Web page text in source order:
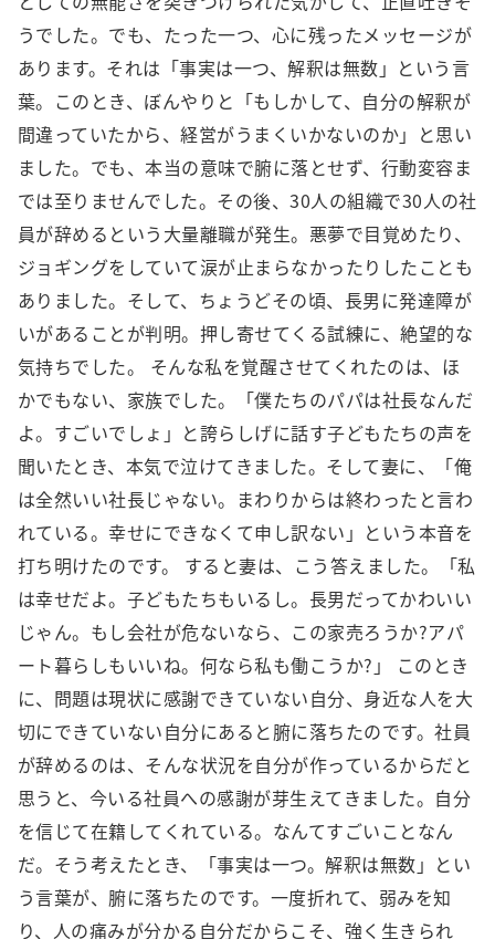
うでした。でも、たった一つ、心に残ったメッセージが
あります。それは「事実は一つ、解釈は無数」という言
葉。このとき、ぼんやりと「もしかして、自分の解釈が
間違っていたから、経営がうまくいかないのか」と思い
ました。でも、本当の意味で腑に落とせず、行動変容ま
では至りませんでした。その後、30人の組織で30人の社
員が辞めるという大量離職が発生。悪夢で目覚めたり、
ジョギングをしていて涙が止まらなかったりしたことも
ありました。そして、ちょうどその頃、長男に発達障が
いがあることが判明。押し寄せてくる試練に、絶望的な
気持ちでした。 そんな私を覚醒させてくれたのは、ほ
かでもない、家族でした。「僕たちのパパは社長なんだ
よ。すごいでしょ」と誇らしげに話す子どもたちの声を
聞いたとき、本気で泣けてきました。そして妻に、「俺
は全然いい社長じゃない。まわりからは終わったと言わ
れている。幸せにできなくて申し訳ない」という本音を
打ち明けたのです。 すると妻は、こう答えました。「私
は幸せだよ。子どもたちもいるし。長男だってかわいい
じゃん。もし会社が危ないなら、この家売ろうか?アパ
ート暮らしもいいね。何なら私も働こうか?」 このとき
に、問題は現状に感謝できていない自分、身近な人を大
切にできていない自分にあると腑に落ちたのです。社員
が辞めるのは、そんな状況を自分が作っているからだと
思うと、今いる社員への感謝が芽生えてきました。自分
を信じて在籍してくれている。なんてすごいことなん
だ。そう考えたとき、「事実は一つ。解釈は無数」とい
う言葉が、腑に落ちたのです。一度折れて、弱みを知
り、人の痛みが分かる自分だからこそ、強く生きられ